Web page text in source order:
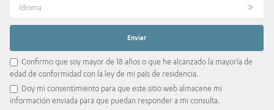
Idioma
Confirmo que soy mayor de 18 años o que he alcanzado la mayoría de
edad de conformidad con la ley de mi país de residencia.
Doy mi consentimiento para que este sitio web almacene mi
información enviada para que puedan responder a mi consulta.